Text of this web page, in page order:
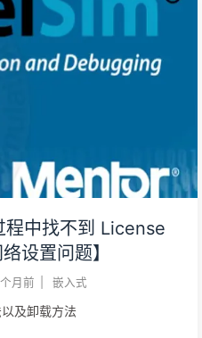
中找不到 License
设置问题】
月前 嵌入式
及卸载方法